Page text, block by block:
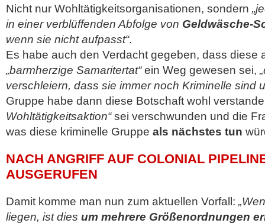
Nicht nur Wohltätigkeitsorganisationen, sondern
in einer verblüffenden Abfolge von Geldwäsche-
wenn sie nicht aufpasst“.
Es habe auch den Verdacht gegeben, dass diese
„barmherzige Samaritertat“ein Weg gewesen sei,
verschleiern, dass sie immer noch Kriminelle sind
Gruppe habe dann diese Botschaft wohl
Wohltätigkeitsaktion“sei verschwunden und die
was diese kriminelle Gruppe als nächstes tun
NACH ANGRIFF AUF COLONIAL
AUSGERUFEN
Damit komme man nun zum aktuellen Vorfall:
liegen, ist dies um mehrere Größenordnungen